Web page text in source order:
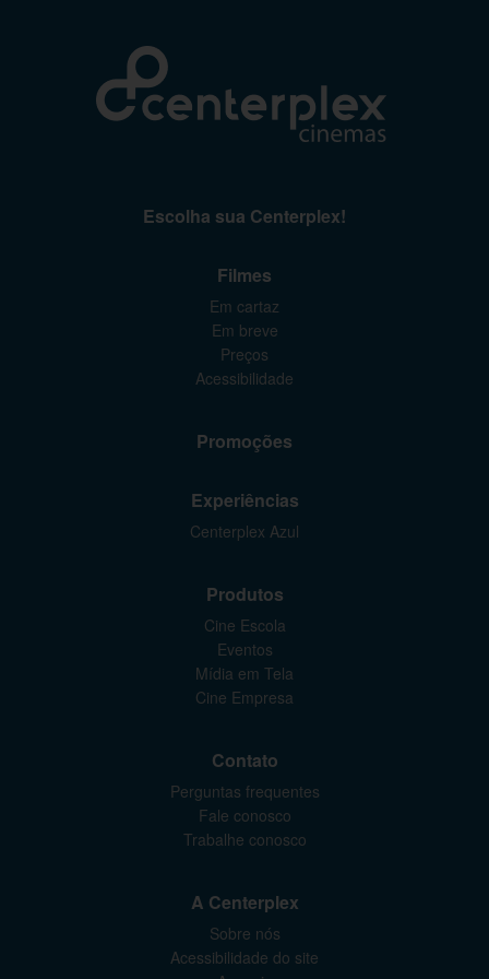
Escolha sua Centerplex!
Filmes
Em cartaz
Em breve
Preços
Acessibilidade
Promoções
Experiências
Centerplex Azul
Produtos
Cine Escola
Eventos
Mídia em Tela
Cine Empresa
Contato
Perguntas frequentes
Fale conosco
Trabalhe conosco
A Centerplex
Sobre nós
Acessibilidade do site